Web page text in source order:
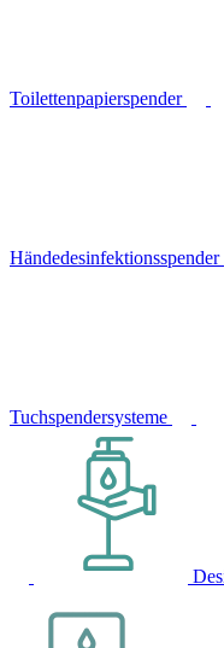
Toilettenpapierspender
Händedesinfektionsspender
Tuchspendersysteme